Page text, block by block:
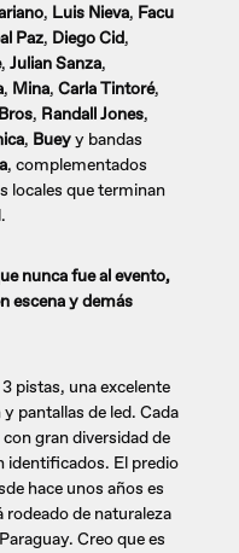
, Luis Nieva, Facu
Paz, Diego Cid,
, Julian Sanza,
, Mina, Carla Tintoré,
, Randall Jones,
, Bueyy bandas
, complementados
locales que terminan
nunca fue al evento,
escena y demás
pistas, una excelente
pantallas de led. Cada
gran diversidad de
identificados. El predio
hace unos años es
rodeado de naturaleza
Creo que es